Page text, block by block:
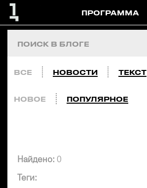
ПРОГРАММА
ВСЕ НОВОСТИ ТЕКСТ
НОВОЕ ПОПУЛЯРНОЕ
Найдено: 0
Теги: